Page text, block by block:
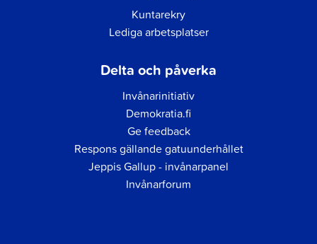
Kuntarekry
Lediga arbetsplatser
Delta och påverka
Invånarinitiativ
Demokratia.fi
Ge feedback
Respons gällande gatuunderhållet
Jeppis Gallup - invånarpanel
Invånarforum